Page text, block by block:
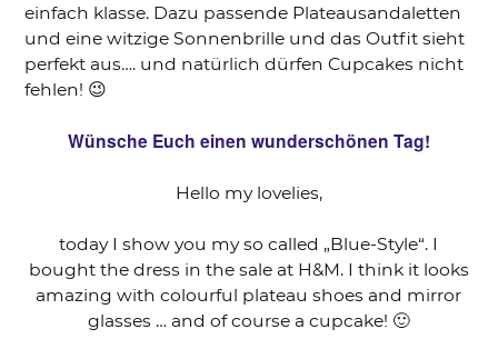
einfach klasse. Dazu passende Plateausandaletten
und eine witzige Sonnenbrille und das Outfit sieht
perfekt aus…. und natürlich dürfen Cupcakes nicht
fehlen! 😉
Wünsche Euch einen wunderschönen Tag!
Hello my lovelies,
today I show you my so called „Blue-Style“. I
bought the dress in the sale at H&M. I think it looks
amazing with colourful plateau shoes and mirror
glasses … and of course a cupcake! 🙂